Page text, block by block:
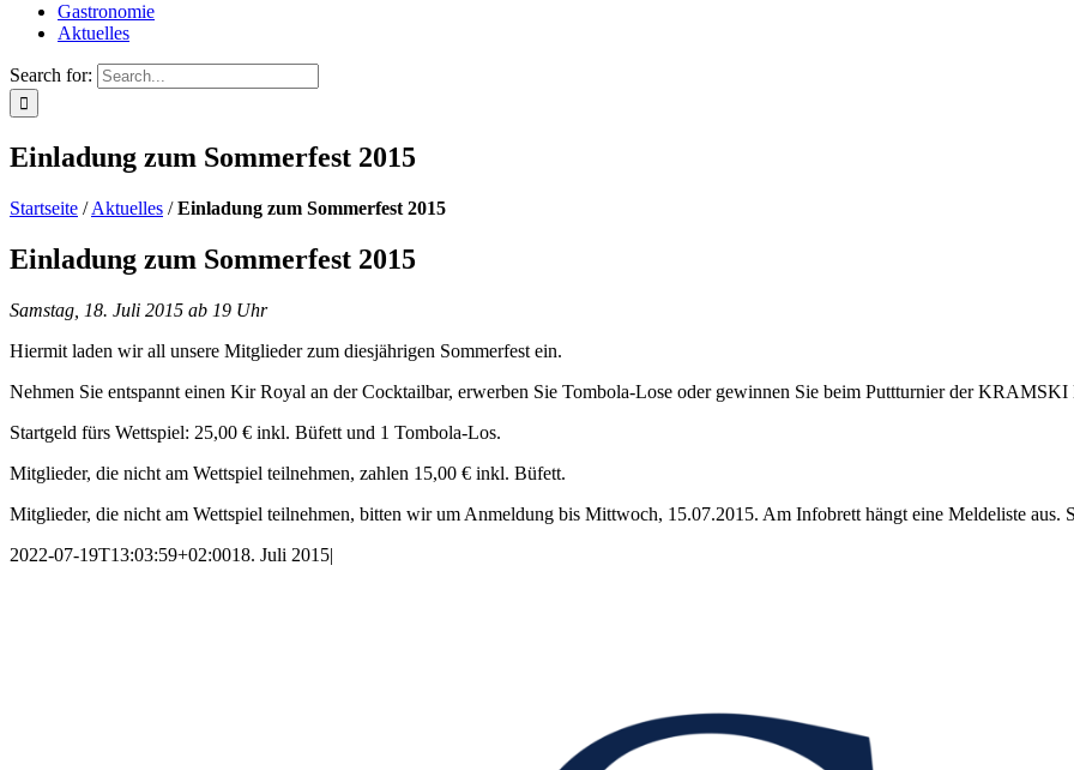
Gastronomie
Aktuelles
Search for:
Einladung zum Sommerfest 2015
Startseite /Aktuelles /Einladung zum Sommerfest 2015
Einladung zum Sommerfest 2015
Samstag, 18. Juli 2015 ab 19 Uhr
Hiermit laden wir all unsere Mitglieder zum diesjährigen Sommerfest ein.
Nehmen Sie entspannt einen Kir Royal an der Cocktailbar, erwerben Sie Tombola-Lose oder gewinnen Sie beim Puttturnier der
Startgeld fürs Wettspiel: 25,00 € inkl. Büfett und 1 Tombola-Los.
Mitglieder, die nicht am Wettspiel teilnehmen, zahlen 15,00 € inkl. Büfett.
Mitglieder, die nicht am Wettspiel teilnehmen, bitten wir um Anmeldung bis Mittwoch, 15.07.2015. Am Infobrett hängt eine Meldeliste aus.
2022-07-19T13:03:59+02:0018. Juli 2015|